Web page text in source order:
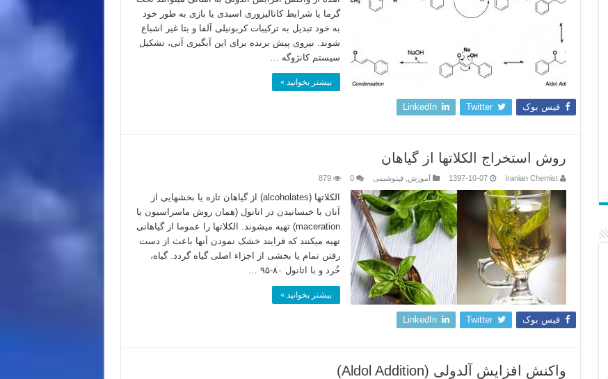
گرما یا شرایط کاتالیزوری اسیدی یا بازی به طور خود
به خود تبدیل به ترکیبات کربونیلی آلفا و بتا غیر اشباع
شوند. نیروی پیش برنده برای این آبگیری آنی، تشکیل
سیستم کانژوگه …
بیشتر بخوانید »
فیس بوک Twitter
LinkedIn
روش استخراج الکلاتها از گیاهان
Iranian Chemist
1397-10-07 آموزش ,فیتوشیمی 0
879
الکلاتها (alcoholates) از گیاهان تازه یا بخشهایی از
آنان با خیسانیدن در اتانول (همان روش ماسراسیون یا
maceration) تهیه میشوند. الکلاتها را عموما از گیاهانی
تهیه میکنند که فرایند خشک نمودن آنها باعث از دست
رفتن تمام یا بخشی از اجزاء اصلی گیاه گردد. گیاه،
خُرد و با اتانول ۸۰-۹۵ …
بیشتر بخوانید »
فیس بوک Twitter
LinkedIn
واکنش افزایش آلدولی (Aldol Addition)